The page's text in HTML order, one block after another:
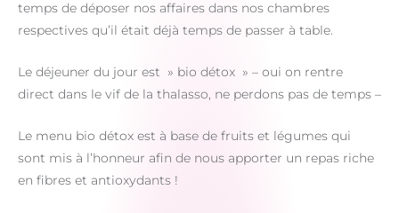
temps de déposer nos affaires dans nos chambres
respectives qu’il était déjà temps de passer à table.
Le déjeuner du jour est » bio détox » – oui on rentre
direct dans le vif de la thalasso, ne perdons pas de temps –
Le menu bio détox est à base de fruits et légumes qui
sont mis à l’honneur afin de nous apporter un repas riche
en fibres et antioxydants !